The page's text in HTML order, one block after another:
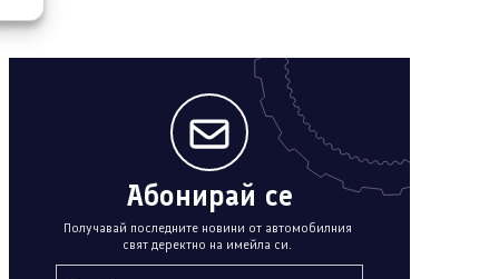
Абонирай се
Получавай последните новини от автомобилния
свят деректно на имейла си.